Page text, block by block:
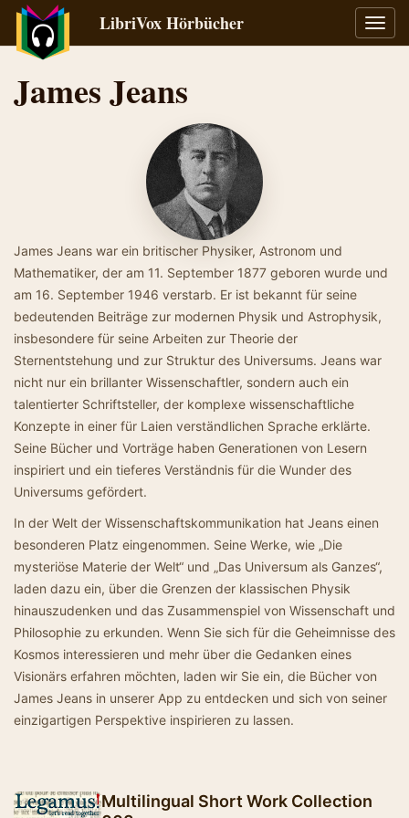
LibriVox Hörbücher
James Jeans
James Jeans war ein britischer Physiker, Astronom und
Mathematiker, der am 11. September 1877 geboren wurde und
am 16. September 1946 verstarb. Er ist bekannt für seine
bedeutenden Beiträge zur modernen Physik und Astrophysik,
insbesondere für seine Arbeiten zur Theorie der
Sternentstehung und zur Struktur des Universums. Jeans war
nicht nur ein brillanter Wissenschaftler, sondern auch ein
talentierter Schriftsteller, der komplexe wissenschaftliche
Konzepte in einer für Laien verständlichen Sprache erklärte.
Seine Bücher und Vorträge haben Generationen von Lesern
inspiriert und ein tieferes Verständnis für die Wunder des
Universums gefördert.
In der Welt der Wissenschaftskommunikation hat Jeans einen
besonderen Platz eingenommen. Seine Werke, wie „Die
mysteriöse Materie der Welt“ und „Das Universum als Ganzes“,
laden dazu ein, über die Grenzen der klassischen Physik
hinauszudenken und das Zusammenspiel von Wissenschaft und
Philosophie zu erkunden. Wenn Sie sich für die Geheimnisse des
Kosmos interessieren und mehr über die Gedanken eines
Visionärs erfahren möchten, laden wir Sie ein, die Bücher von
James Jeans in unserer App zu entdecken und sich von seiner
einzigartigen Perspektive inspirieren zu lassen.
Multilingual Short Work Collection